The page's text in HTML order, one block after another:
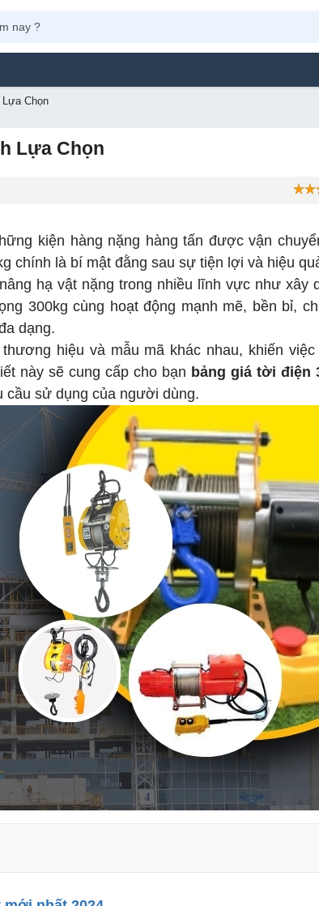
Máy Phun
Chọn
Lựa Chọn
kiện hàng nặng hàng tấn được vận
chính là bí mật đằng sau sự tiện lợi và hiệu
hạ vật nặng trong nhiều lĩnh vực như xây
300kg cùng hoạt động mạnh mẽ, bền bỉ,
dạng.
hiệu và mẫu mã khác nhau, khiến
này sẽ cung cấp cho bạn bảng giá tời điện
cầu sử dụng của người dùng.